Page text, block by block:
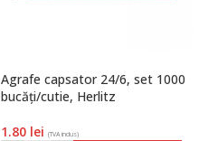
Agrafe capsator 24/6, set 1000
bucăți/cutie, Herlitz
1.80 lei (TVA inclus)